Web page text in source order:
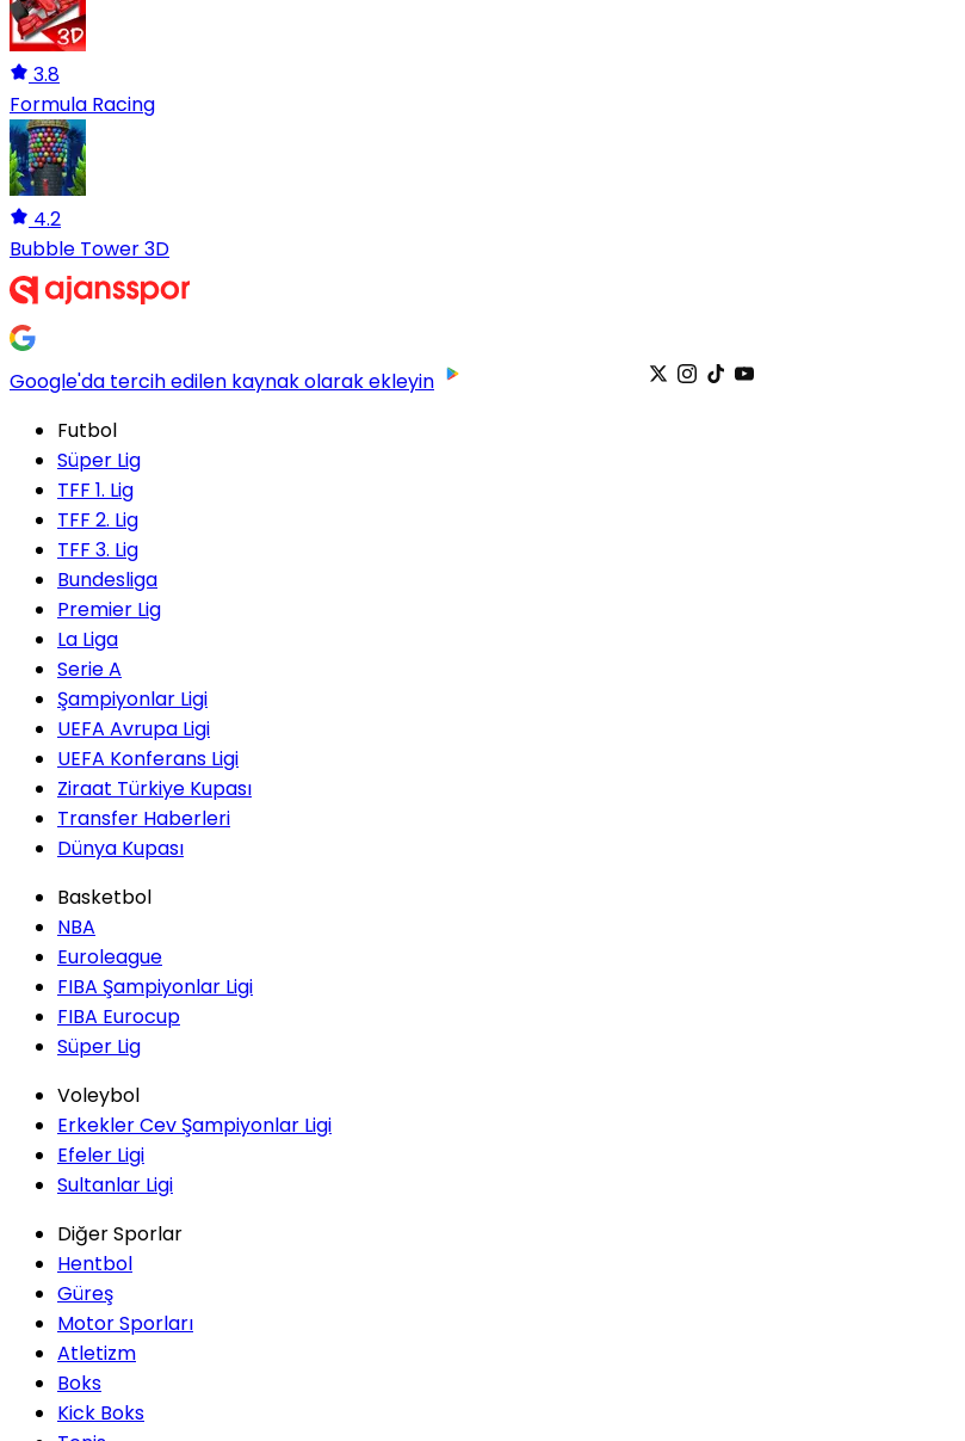
3.8
Formula Racing
4.2
Bubble Tower 3D
Google'da tercih edilen kaynak olarak ekleyin
Futbol
Süper Lig
TFF 1. Lig
TFF 2. Lig
TFF 3. Lig
Bundesliga
Premier Lig
La Liga
Serie A
Şampiyonlar Ligi
UEFA Avrupa Ligi
UEFA Konferans Ligi
Ziraat Türkiye Kupası
Transfer Haberleri
Dünya Kupası
Basketbol
NBA
Euroleague
FIBA Şampiyonlar Ligi
FIBA Eurocup
Süper Lig
Voleybol
Erkekler Cev Şampiyonlar Ligi
Efeler Ligi
Sultanlar Ligi
Diğer Sporlar
Hentbol
Güreş
Motor Sporları
Atletizm
Boks
Kick Boks